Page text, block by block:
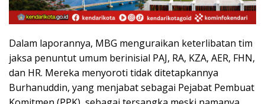
Dalam laporannya, MBG menguraikan keterlibatan tim
jaksa penuntut umum berinisial PAJ, RA, KZA, AER, FHN,
dan HR. Mereka menyoroti tidak ditetapkannya
Burhanuddin, yang menjabat sebagai Pejabat Pembuat